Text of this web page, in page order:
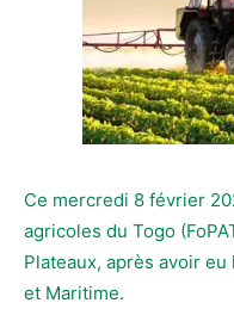
Ce mercredi 8 février
agricoles du Togo
Plateaux, après avoir
et Maritime.